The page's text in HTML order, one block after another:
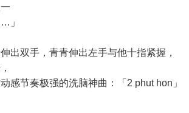
」
双手，青青伸出左手与他十指紧握，
感节奏极强的洗脑神曲：「2 phut hon」